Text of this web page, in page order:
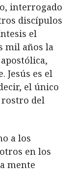
interrogado
discípulos
el
mil años la
Jesús es el
el único
rostro del
a los
en los
mente